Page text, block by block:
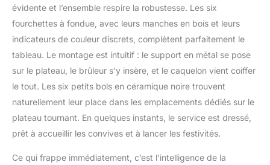
de tradition, chez elle
dans le Jura souabe. Un
de qualité pour la cuisine
et la salle de bains, pour
se sentir bien chez soi.
Contenu de la livraison :
(art. n° 61201) avec 1
caquelon à fondue 2 L, 1
protection anti-
porte-fourchette, 1
évidente et l’ensemble respire la robustesse. Les six
fourchettes à fondue, avec leurs manches en bois et leurs
indicateurs de couleur discrets, complètent parfaitement le
tableau. Le montage est intuitif : le support en métal se pose
sur le plateau, le brûleur s’y insère, et le caquelon vient coiffer
le tout. Les six petits bols en céramique noire trouvent
naturellement leur place dans les emplacements dédiés sur le
plateau tournant. En quelques instants, le service est dressé,
prêt à accueillir les convives et à lancer les festivités.
Ce qui frappe immédiatement, c’est l’intelligence de la